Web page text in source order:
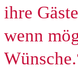
ihre
wenn